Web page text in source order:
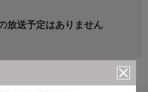
放送予定はありません